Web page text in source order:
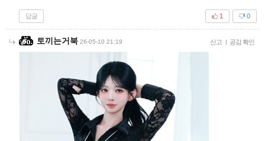
답글 0
1
토끼는거북 26-05-10 21:19 신고 | 공감 확인